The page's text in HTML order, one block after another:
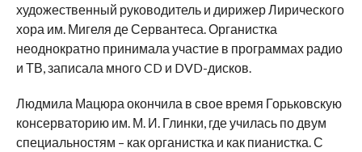
художественный руководитель и дирижер Лирического
хора им. Мигеля де Сервантеса. Органистка
неоднократно принимала участие в программах радио
и ТВ, записала много CD и DVD-дисков.
Людмила Мацюра окончила в свое время Горьковскую
консерваторию им. М. И. Глинки, где училась по двум
специальностям – как органистка и как пианистка. С